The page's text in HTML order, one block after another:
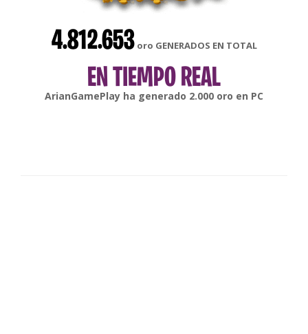
4.812.653 oro GENERADOS EN TOTAL
EN TIEMPO REAL
gonsabellaha generado6.000oro enAndroid